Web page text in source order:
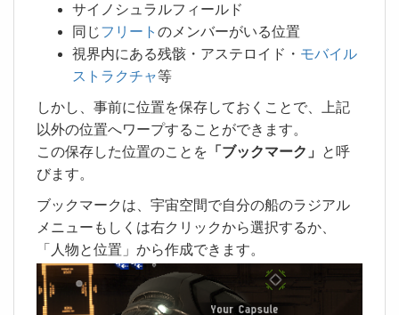
サイノシュラルフィールド
同じフリート のメンバーがいる位置
視界内にある残骸・アステロイド・ モバイル
ストラクチャ等
しかし、事前に位置を保存しておくことで、上記
以外の位置へワープすることができます。
この保存した位置のことを 「ブックマーク」
と呼
びます。
ブックマークは、宇宙空間で自分の船のラジアル
メニューもしくは右クリックから選択するか、
「人物と位置」から作成できます。